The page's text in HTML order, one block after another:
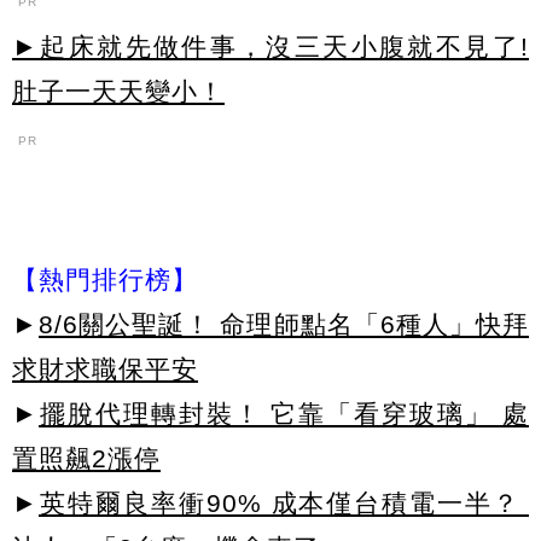
►起床就先做件事，沒三天小腹就不見了!
肚子一天天變小！
PR
【熱門排行榜】
► 8/6關公聖誕！ 命理師點名「6種人」快拜
求財求職保平安
► 擺脫代理轉封裝！ 它靠「看穿玻璃」 處
置照飆2漲停
► 英特爾良率衝90% 成本僅台積電一半？